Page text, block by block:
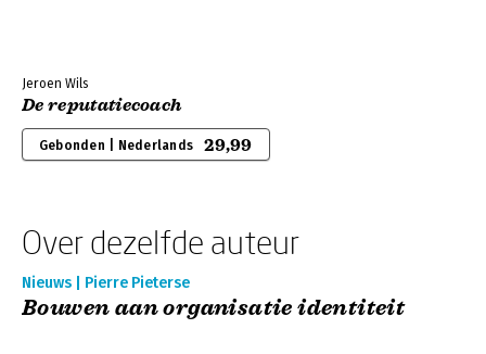
Jeroen Wils
De reputatiecoach
Gebonden | Nederlands 29,99
Over dezelfde auteur
Nieuws | Pierre Pieterse
Bouwen aan organisatie identiteit